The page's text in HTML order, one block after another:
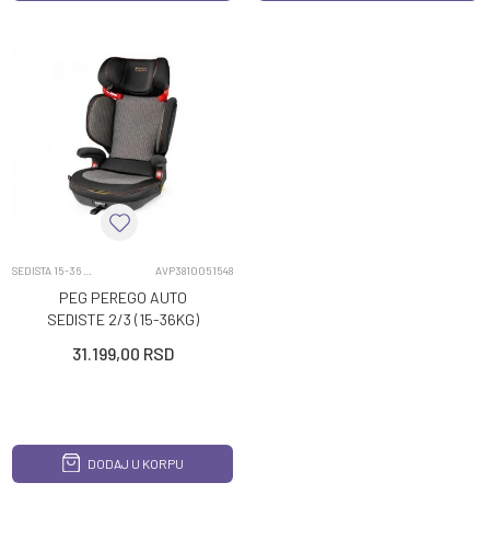
AVP3810051548
PEG PEREGO AUTO
SEDISTE 2/3 (15-36KG)
500
31.199,00 RSD
DODAJ U KORPU